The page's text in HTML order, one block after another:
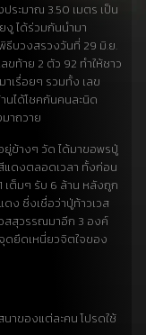
ระมาณ 3.50 เมตร เป็น
งู ได้ร่วมกันนำมา
ธีบวงสรวงวันที่ 29 มิ.ย.
ท้าย 2 ตัว 92 ทำให้ชาว
เรื่อยๆ รวมทั้ง เลข
นได้โชคกันคนละนิด
าถวาย
ยู่ข้างๆ วัด ได้มาขอพรปู่
แดงตลอดเวลา ทั้งก่อน
เต็มๆ รับ 6 ล้าน หลังถูก
ง ซึ่งเชื่อว่าปู่ท้าวเวส
สสุวรรณมาอีก 3 องค์
ดยึดเหนี่ยวจิตใจของ
าของแต่ละคน โปรดใช้